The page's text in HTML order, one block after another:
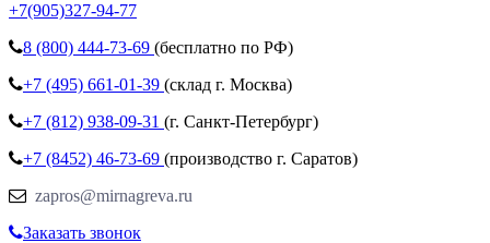
+7(905)327-94-77
8 (800) 444-73-69 (бесплатно по РФ)
+7 (495) 661-01-39 (склад г. Москва)
+7 (812) 938-09-31 (г. Санкт-Петербург)
+7 (8452) 46-73-69 (производство г. Саратов)
zapros@mirnagreva.ru
Заказать звонок